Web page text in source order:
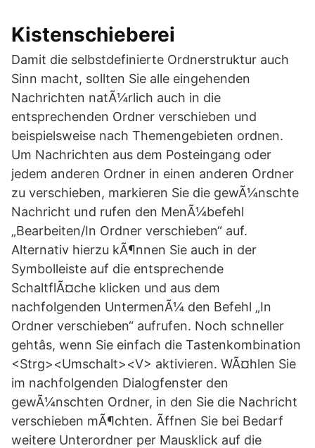
Kistenschieberei
Damit die selbstdefinierte Ordnerstruktur auch
Sinn macht, sollten Sie alle eingehenden
Nachrichten natÃ¼rlich auch in die
entsprechenden Ordner verschieben und
beispielsweise nach Themengebieten ordnen.
Um Nachrichten aus dem Posteingang oder
jedem anderen Ordner in einen anderen Ordner
zu verschieben, markieren Sie die gewÃ¼nschte
Nachricht und rufen den MenÃ¼befehl
„Bearbeiten/In Ordner verschieben“ auf.
Alternativ hierzu kÃ¶nnen Sie auch in der
Symbolleiste auf die entsprechende
SchaltflÃ¤che klicken und aus dem
nachfolgenden UntermenÃ¼ den Befehl „In
Ordner verschieben“ aufrufen. Noch schneller
gehtâs, wenn Sie einfach die Tastenkombination
<Strg><Umschalt><V> aktivieren. WÃ¤hlen Sie
im nachfolgenden Dialogfenster den
gewÃ¼nschten Ordner, in den Sie die Nachricht
verschieben mÃ¶chten. Ãffnen Sie bei Bedarf
weitere Unterordner per Mausklick auf die